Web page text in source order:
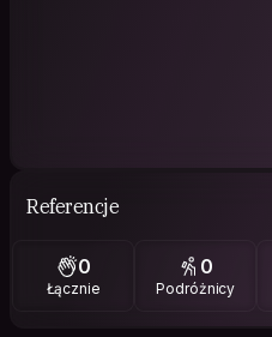
Referencje
0
Łącznie
0
Podróżnicy